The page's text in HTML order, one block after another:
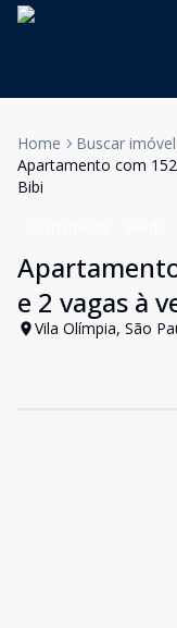
Home
Buscar imóvel
Apartamento com
Bibi
e 2 vagas à
Vila Olímpia, São